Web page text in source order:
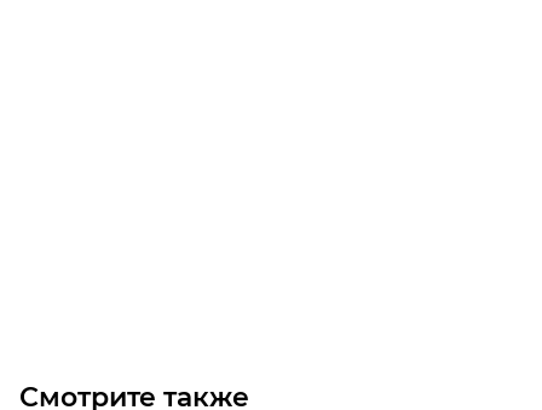
Смотрите также